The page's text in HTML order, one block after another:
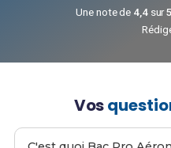
Une note de 4,4sur5
Vos